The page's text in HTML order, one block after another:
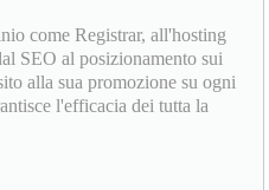
come Registrar, all'hosting
SEO al posizionamento sui
alla sua promozione su ogni
l'efficacia dei tutta la